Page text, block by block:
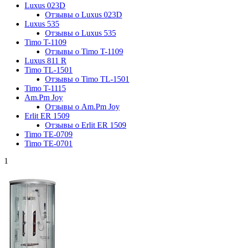
Luxus 023D
Отзывы о Luxus 023D
Luxus 535
Отзывы о Luxus 535
Timo T-1109
Отзывы о Timo T-1109
Luxus 811 R
Timo TL-1501
Отзывы о Timo TL-1501
Timo T-1115
Am.Pm Joy
Отзывы о Am.Pm Joy
Erlit ER 1509
Отзывы о Erlit ER 1509
Timo TE-0709
Timo TE-0701
1